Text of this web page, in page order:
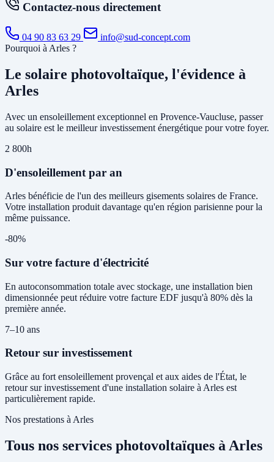
Contactez-nous directement
04 90 83 63 29
info@sud-concept.com
Pourquoi à Arles ?
Le solaire photovoltaïque, l'évidence à
Arles
Avec un ensoleillement exceptionnel en Provence-Vaucluse, passer
au solaire est le meilleur investissement énergétique pour votre foyer.
2 800h
D'ensoleillement par an
Arles bénéficie de l'un des meilleurs gisements solaires de France.
Votre installation produit davantage qu'en région parisienne pour la
même puissance.
-80%
Sur votre facture d'électricité
En autoconsommation totale avec stockage, une installation bien
dimensionnée peut réduire votre facture EDF jusqu'à 80% dès la
première année.
7–10 ans
Retour sur investissement
Grâce au fort ensoleillement provençal et aux aides de l'État, le
retour sur investissement d'une installation solaire à Arles est
particulièrement rapide.
Nos prestations à Arles
Tous nos services photovoltaïques à Arles